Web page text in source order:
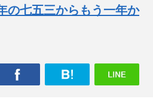
の七五三からもう一年か